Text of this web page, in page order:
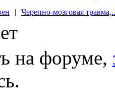
| Черепно-мозговая
на форуме,